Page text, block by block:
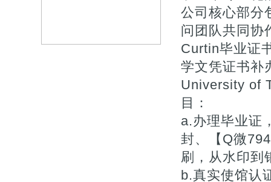
公司核心部分
问团队共同协
Curtin毕业证
学文凭证书补
University of
目：
a.办理毕业证
封、【Q微
刷，从水印到
b.真实使馆认